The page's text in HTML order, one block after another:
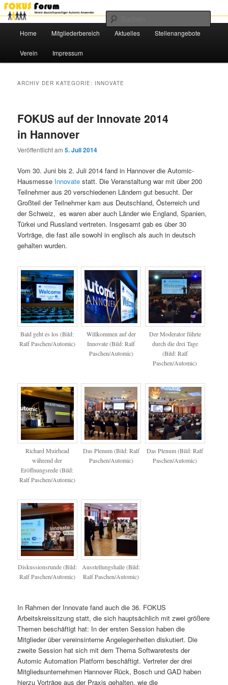
Das Benutzerforum für Automic-Anwender
Zum
primären
Zum
sekundären
Home Mitgliederbereich Aktuelles Stellenangebote
Verein Impressum
ARCHIV DER KATEGORIE: INNOVATE
FOKUS auf der Innovate 2014
in Hannover
Veröffentlicht am5. Juli 2014
Vom 30. Juni bis 2. Juli 2014 fand in Hannover die Automic-
Hausmesse Innovate statt. Die Veranstaltung war mit über 200
Teilnehmer aus 20 verschiedenen Ländern gut besucht. Der
Großteil der Teilnehmer kam aus Deutschland, Österreich und
der Schweiz, es waren aber auch Länder wie England, Spanien,
Türkei und Russland vertreten. Insgesamt gab es über 30
Vorträge, die fast alle sowohl in englisch als auch in deutsch
gehalten wurden.
Bald geht es los (Bild:
Ralf Paschen/Automic)
Willkommen auf der
Innovate (Bild: Ralf
Paschen/Automic)
Der Moderator führte
durch die drei Tage
(Bild: Ralf
Paschen/Automic)
Richard Muirhead
während der
Eröffnungsrede (Bild:
Ralf Paschen/Automic)
Das Plenum (Bild: Ralf
Paschen/Automic)
Das Plenum (Bild: Ralf
Paschen/Automic)
Diskussionsrunde (Bild:
Ralf Paschen/Automic)
Ausstellungshalle (Bild:
Ralf Paschen/Automic)
In Rahmen der Innovate fand auch die 36. FOKUS
Arbeitskreissitzung statt, die sich hauptsächlich mit zwei größere
Themen beschäftigt hat: In der ersten Session haben die
Mitglieder über vereinsinterne Angelegenheiten diskutiert. Die
zweite Session hat sich mit dem Thema Softwaretests der
Automic Automation Platform beschäftigt. Vertreter der drei
Mitgliedsunternehmen Hannover Rück, Bosch und GAD haben
hierzu Vorträge aus der Praxis gehalten, wie die